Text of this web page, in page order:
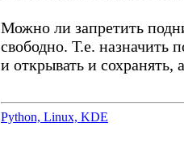
Можно ли запретить
свободно. Т.е. назначить
и открывать и сохранять,
Python, Linux, KDE